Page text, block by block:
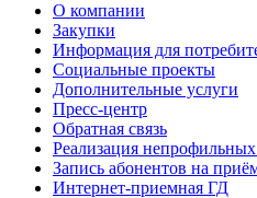
О компании
Закупки
Информация для
Социальные проекты
Дополнительные услуги
Пресс-центр
Обратная связь
Реализация
Запись абонентов на
Интернет-приемная ГД